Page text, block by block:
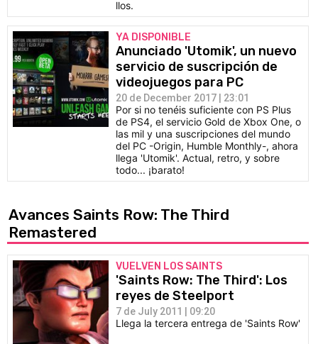
llos.
YA DISPONIBLE
Anunciado 'Utomik', un nuevo
servicio de suscripción de
videojuegos para PC
20 de December 2017 | 23:01
Por si no tenéis suficiente con PS Plus
de PS4, el servicio Gold de Xbox One, o
las mil y una suscripciones del mundo
del PC -Origin, Humble Monthly-, ahora
llega 'Utomik'. Actual, retro, y sobre
todo... ¡barato!
Avances Saints Row: The Third
Remastered
VUELVEN LOS SAINTS
'Saints Row: The Third': Los
reyes de Steelport
7 de July 2011 | 09:20
Llega la tercera entrega de 'Saints Row'